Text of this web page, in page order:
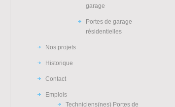
garage
Portes de garage
résidentielles
Nos projets
Historique
Contact
Emplois
Techniciens(nes) Portes de